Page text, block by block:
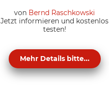
von Bernd Raschkowski
Jetzt informieren und kostenlos
testen!
Mehr Details bitte...